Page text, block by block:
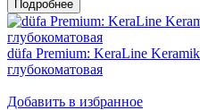
düfa Premium: KeraLine
глубокоматовая
Добавить в избранное